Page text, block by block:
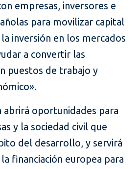
empresas, inversores e
para movilizar capital
inversión en los mercados
a convertir las
puestos de trabajo y
abrirá oportunidades para
y la sociedad civil que
del desarrollo, y servirá
financiación europea para